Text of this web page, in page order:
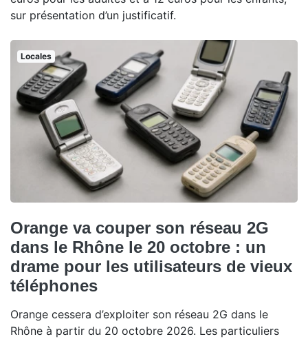
sur présentation d’un justificatif.
Locales
Orange va couper son réseau 2G
dans le Rhône le 20 octobre : un
drame pour les utilisateurs de vieux
téléphones
Orange cessera d’exploiter son réseau 2G dans le
Rhône à partir du 20 octobre 2026. Les particuliers